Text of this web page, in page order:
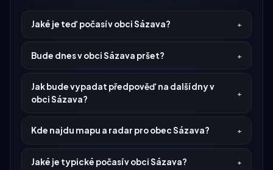
Jaké je teď počasí v obci Sázava?
Bude dnes v obci Sázava pršet?
Jak bude vypadat předpověď na další dny v
obci Sázava?
Kde najdu mapu a radar pro obec Sázava?
Jaké je typické počasí v obci Sázava?